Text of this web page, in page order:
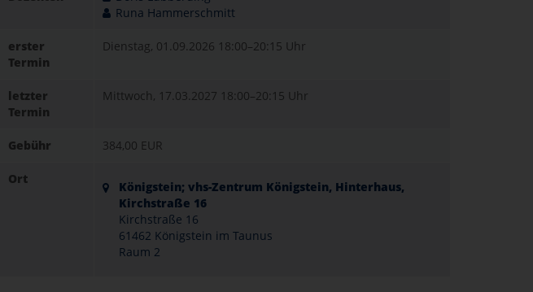
Runa Hammerschmitt
erster
Termin
Dienstag, 01.09.2026 18:00–20:15 Uhr
letzter
Termin
Mittwoch, 17.03.2027 18:00–20:15 Uhr
Gebühr 384,00 EUR
Ort
Königstein; vhs-Zentrum Königstein, Hinterhaus,
Kirchstraße 16
Kirchstraße 16
61462 Königstein im Taunus
Raum 2